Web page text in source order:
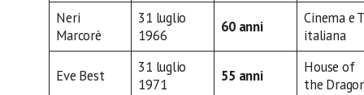
Neri
Marcorè
31 luglio
1966
60 anni
Cinema e
italiana
Eve Best
31 luglio
1971
55 anni
House of
the